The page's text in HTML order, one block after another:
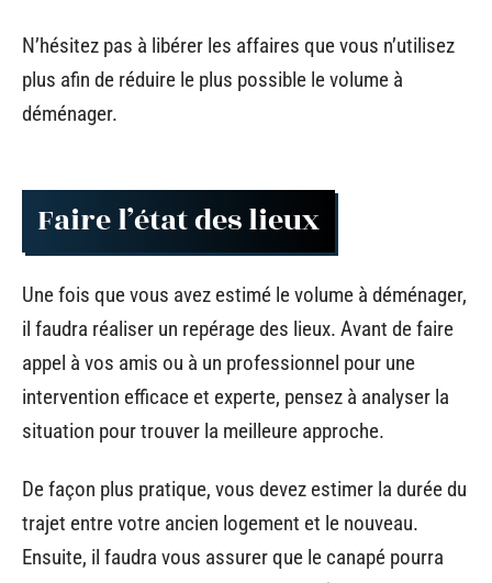
N’hésitez pas à libérer les affaires que vous n’utilisez
plus afin de réduire le plus possible le volume à
déménager.
Faire l’état des lieux
Une fois que vous avez estimé le volume à déménager,
il faudra réaliser un repérage des lieux. Avant de faire
appel à vos amis ou à un professionnel pour une
intervention efficace et experte, pensez à analyser la
situation pour trouver la meilleure approche.
De façon plus pratique, vous devez estimer la durée du
trajet entre votre ancien logement et le nouveau.
Ensuite, il faudra vous assurer que le canapé pourra